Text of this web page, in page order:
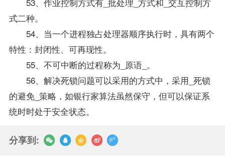
式二种。
54、当一个进程独占处理器顺序执行时，具有两个
特性：封闭性、可再现性。
55、不可中断的过程称为_原语_。
56、解决死锁问题可以采用的方式中，采用_死锁
的避免_策略，如银行家算法虽然保守，但可以保证系
统时时处于安全状态。
分享到: